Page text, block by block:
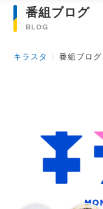
番組ブログ
BLOG
キラスタ 〉番組ブログ